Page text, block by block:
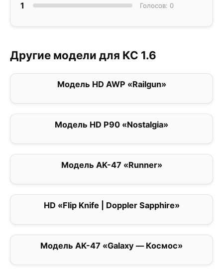
1 Голосов: 0
Другие модели для КС 1.6
Модель HD AWP «Railgun»
Модель HD P90 «Nostalgia»
Модель AK-47 «Runner»
HD «Flip Knife | Doppler Sapphire»
Модель AK-47 «Galaxy — Космос»